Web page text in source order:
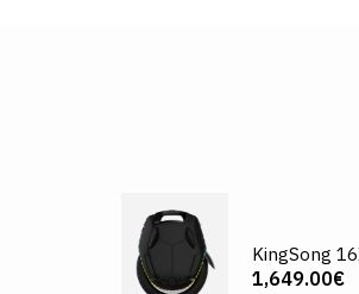
KingSong
1,649.00€